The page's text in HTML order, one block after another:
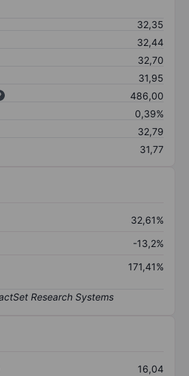
32,35
32,44
32,70
31,95
486,00
0,39%
32,79
31,77
32,61%
-13,2%
171,41%
16,04